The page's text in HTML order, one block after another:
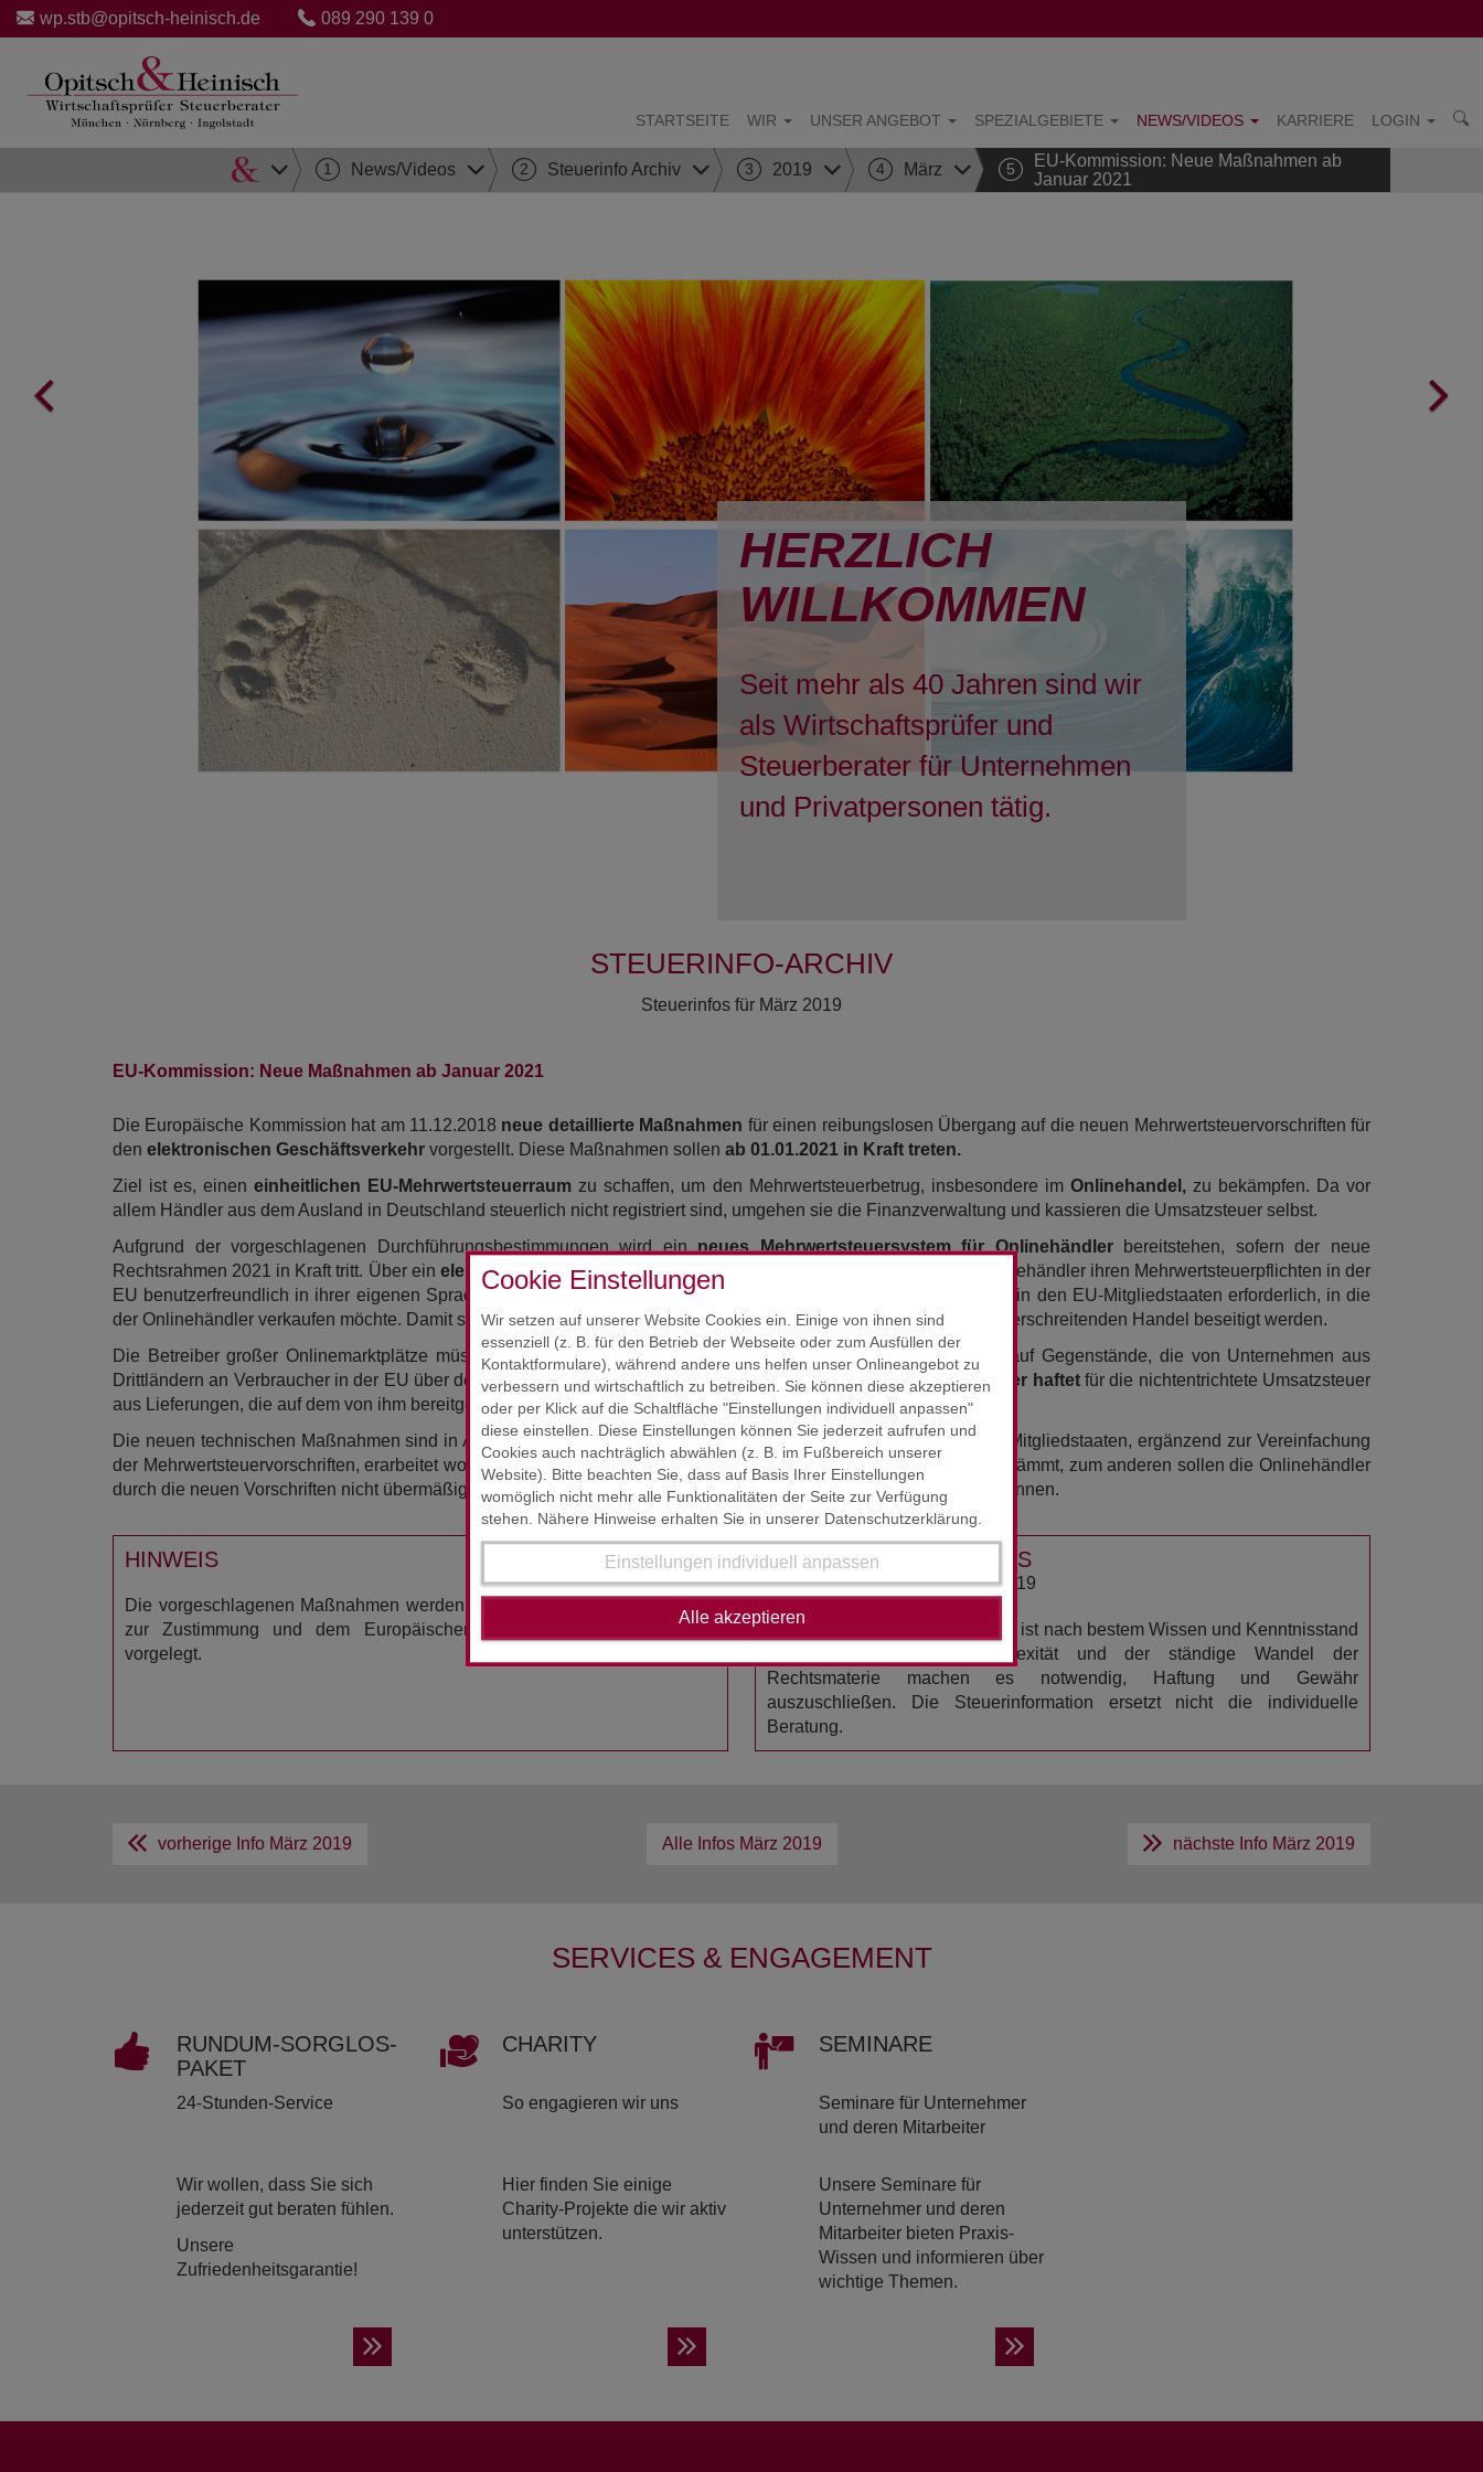
wp.stb@opitsch-heinisch.de 089 290 139 0
STARTSEITE WIR UNSER ANGEBOT SPEZIALGEBIETE NEWS/VIDEOS KARRIERE LOGIN
1 News/Videos 2 Steuerinfo Archiv 3 2019 4 März 5
EU-Kommission: Neue Maßnahmen ab
Januar 2021
Cookie Einstellungen
Wir setzen auf unserer Website Cookies ein. Einige von ihnen sind
essenziell (z. B. für den Betrieb der Webseite oder zum Ausfüllen der
Kontaktformulare), während andere uns helfen unser Onlineangebot zu
verbessern und wirtschaftlich zu betreiben. Sie können diese akzeptieren
oder per Klick auf die Schaltfläche "Einstellungen individuell anpassen"
diese einstellen. Diese Einstellungen können Sie jederzeit aufrufen und
Cookies auch nachträglich abwählen (z. B. im Fußbereich unserer
Website). Bitte beachten Sie, dass auf Basis Ihrer Einstellungen
womöglich nicht mehr alle Funktionalitäten der Seite zur Verfügung
stehen. Nähere Hinweise erhalten Sie in unserer Datenschutzerklärung.
Einstellungen individuell anpassen
Alle akzeptieren
HERZLICH
WILLKOMMEN
Seit mehr als 40 Jahren sind wir
als Wirtschaftsprüfer und
Steuerberater für Unternehmen
und Privatpersonen tätig.
STEUERINFO-ARCHIV
Steuerinfos für März 2019
EU-Kommission: Neue Maßnahmen ab Januar 2021
Die Europäische Kommission hat am 11.12.2018 neue detaillierte Maßnahmen für einen reibungslosen Übergang auf die neuen Mehrwertsteuervorschriften für
den elektronischen Geschäftsverkehr vorgestellt. Diese Maßnahmen sollen ab 01.01.2021 in Kraft treten.
Ziel ist es, eineneinheitlichen EU-Mehrwertsteuerraum zu schaffen, um den Mehrwertsteuerbetrug, insbesondere im Onlinehandel,zu bekämpfen. Da vor
allem Händler aus dem Ausland in Deutschland steuerlich nicht registriert sind, umgehen sie die Finanzverwaltung und kassieren die Umsatzsteuer selbst.
Aufgrund der vorgeschlagenen Durchführungsbestimmungen wird einneues Mehrwertsteuersystem für Onlinehändlerbereitstehen, sofern der neue
Rechtsrahmen 2021 in Kraft tritt. Über ein elektronisches Unternehmerportal
für die Mehrwertsteuer können Onlinehändler ihren Mehrwertsteuerpflichten in der
EU benutzerfreundlich in ihrer eigenen Sprache nachkommen. Andernfalls wäre eine Mehrwertsteuerregistrierung in den EU-Mitgliedstaaten erforderlich, in die
der Onlinehändler verkaufen möchte. Damit soll eines der größten Hindernisse für Kleinunternehmen beim grenzüberschreitenden Handel beseitigt werden.
Die Betreiber großer Onlinemarktplätze müssen ab Januar 2021 dafür Sorge tragen, dass die Mehrwertsteuer auf Gegenstände, die von Unternehmen aus
Drittländern an Verbraucher in der EU über deren Plattform verkauft werden, abgeführt wird. Der Marktplatzbetreiber haftetfür die nichtentrichtete Umsatzsteuer
aus Lieferungen, die auf dem von ihm bereitgestellten Marktplatz begründet worden sind.
Die neuen technischen Maßnahmen sind in Abstimmung mit den Onlineplattformen selbst und den Behörden der Mitgliedstaaten, ergänzend zur Vereinfachung
der Mehrwertsteuervorschriften, erarbeitet worden. Zum einen soll der Umsatzsteuerbetrug im Onlinehandel eingedämmt, zum anderen sollen die Onlinehändler
durch die neuen Vorschriften nicht übermäßig belastet werden und sich weiter auf ihr Kerngeschäft konzentrieren können.
HINWEIS
Die vorgeschlagenen Maßnahmen werden den Mitgliedstaaten im EU-Rat
zur Zustimmung und dem Europäischen Parlament zur Konsultation
vorgelegt.
HAFTUNGSAUSSCHLUSS
STAND : FEBRUAR / MÄRZ 2019
Der Inhalt der Steuerinformation ist nach bestem Wissen und Kenntnisstand
erstellt worden. Die Komplexität und der ständige Wandel der
Rechtsmaterie machen es notwendig, Haftung und Gewähr
auszuschließen. Die Steuerinformation ersetzt nicht die individuelle
Beratung.
vorherige Info März 2019 Alle Infos März 2019 nächste Info März 2019
SERVICES & ENGAGEMENT
RUND­UM-SORG­LOS-
PAKET
24-Stunden-Service
Wir wollen, dass Sie sich
jederzeit gut beraten fühlen.
Unsere
Zufriedenheitsgarantie!
CHA­RI­TY
So engagieren wir uns
Hier finden Sie einige
Charity-Projekte die wir aktiv
unterstützen.
SE­MI­NA­RE
Seminare für Unternehmer
und deren Mitarbeiter
Unsere Seminare für
Unternehmer und deren
Mitarbeiter bieten Praxis-
Wissen und informieren über
wichtige Themen.